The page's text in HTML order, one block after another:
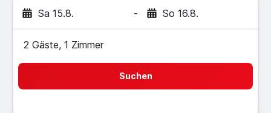
Sa 15.8. - So 16.8.
2 Gäste, 1 Zimmer
Suchen